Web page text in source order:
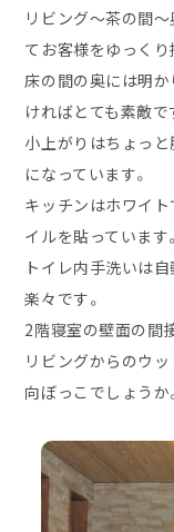
リビング～茶の間
てお客様をゆっくり
床の間の奥には明
ければとても素敵で
小上がりはちょっ
になっています。
キッチンはホワイ
イルを貼っています。
トイレ内手洗いは
楽々です。
2階寝室の壁面の間
リビングからのウ
向ぼっこでしょうか